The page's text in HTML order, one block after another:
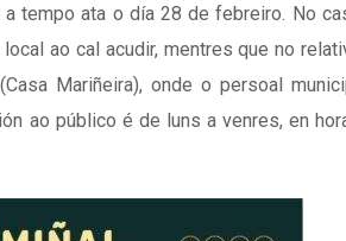
tempo ata o día 28 de febreiro. No
ao cal acudir, mentres que no
Mariñeira), onde o persoal
ao público é de luns a venres, en